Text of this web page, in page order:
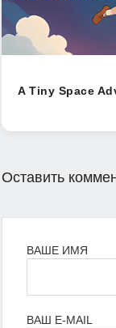
A Tiny Space
Оставить
ВАШЕ ИМЯ
ВАШ E-MAIL